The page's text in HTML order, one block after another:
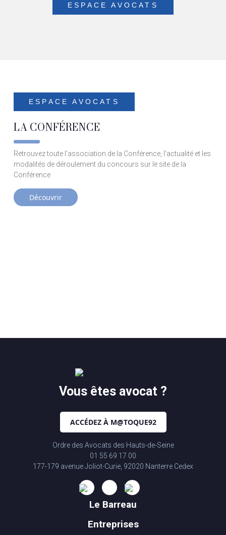
ESPACE AVOCATS
ESPACE AVOCATS
LA CONFÉRENCE
Retrouvez toute l’association de la Conférence, l’actualité et les
modalités de déroulement du concours sur le site de la
Conférence
Découvrir
Le Barreau
Entreprises
Vous êtes avocat ?
ACCÉDEZ À M@TOQUE92
Ordre des Avocats des Hauts-de-Seine
01 55 69 17 00
177-179 avenue Joliot-Curie, 92020 Nanterre Cedex